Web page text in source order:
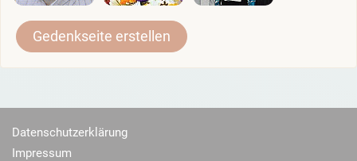
Gedenkseite erstellen
Datenschutzerklärung
Impressum